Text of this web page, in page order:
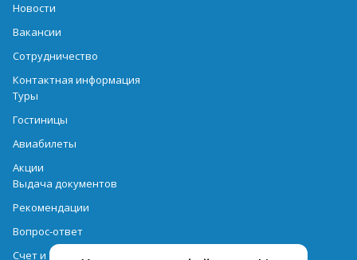
Новости
Вакансии
Сотрудничество
Контактная информация
Туры
Гостиницы
Авиабилеты
Акции
Выдача документов
Рекомендации
Вопрос-ответ
Счет и оплата